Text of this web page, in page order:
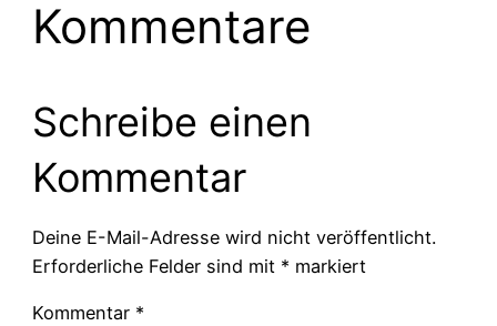
Kommentare
Schreibe einen
Kommentar
Deine E-Mail-Adresse wird nicht veröffentlicht.
Erforderliche Felder sind mit * markiert
Kommentar *